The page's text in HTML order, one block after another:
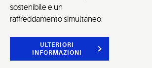
sostenibile e un
raffreddamento simultaneo.
ULTERIORI
INFORMAZIONI